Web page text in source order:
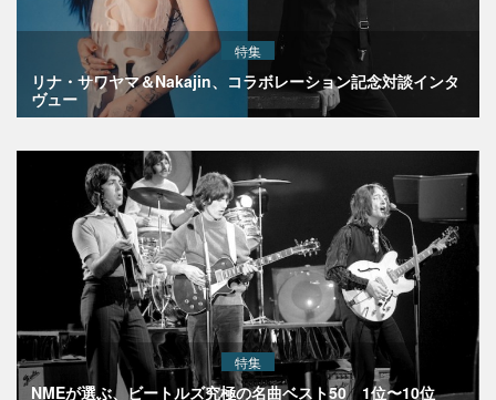
特集
リナ・サワヤマ＆Nakajin、コラボレーション記念対談インタ
ヴュー
特集
NMEが選ぶ、ビートルズ究極の名曲ベスト50 1位〜10位